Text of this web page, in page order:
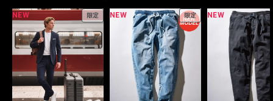
NEW 限定 NEW 限定 NEW